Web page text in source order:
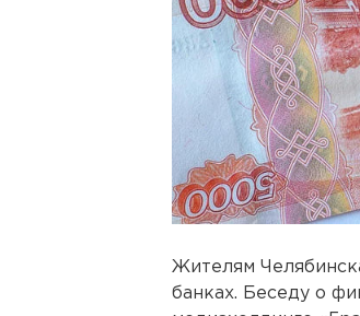
Жителям
банках. Беседу о